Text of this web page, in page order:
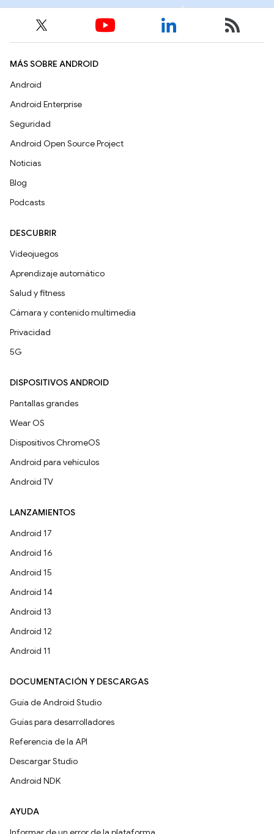
MÁS SOBRE ANDROID
Android
Android Enterprise
Seguridad
Android Open Source Project
Noticias
Blog
Podcasts
DESCUBRIR
Videojuegos
Aprendizaje automático
Salud y fitness
Cámara y contenido multimedia
Privacidad
5G
DISPOSITIVOS ANDROID
Pantallas grandes
Wear OS
Dispositivos ChromeOS
Android para vehículos
Android TV
LANZAMIENTOS
Android 17
Android 16
Android 15
Android 14
Android 13
Android 12
Android 11
DOCUMENTACIÓN Y DESCARGAS
Guía de Android Studio
Guías para desarrolladores
Referencia de la API
Descargar Studio
Android NDK
AYUDA